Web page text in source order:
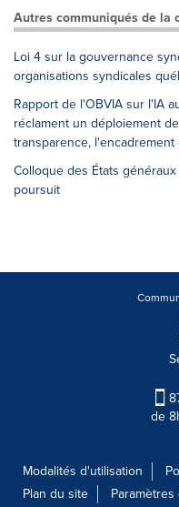
Autres communiqués de la
Loi 4 sur la gouvernance
organisations syndicales
Rapport de l'OBVIA sur l'IA
réclament un déploiement
transparence, l'encadrement
Colloque des États
poursuit
de
Modalités d'utilisation
Plan du site